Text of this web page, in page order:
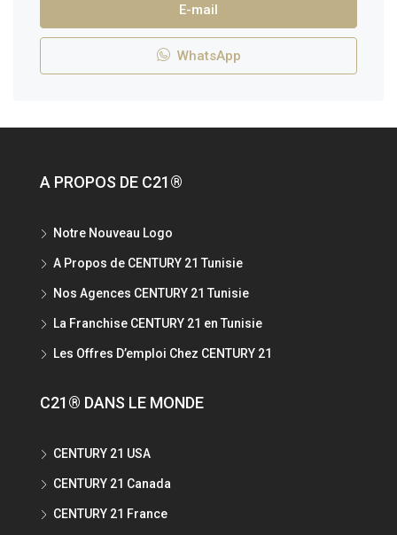
E-mail
WhatsApp
A PROPOS DE C21®
Notre Nouveau Logo
A Propos de CENTURY 21 Tunisie
Nos Agences CENTURY 21 Tunisie
La Franchise CENTURY 21 en Tunisie
Les Offres D’emploi Chez CENTURY 21
C21® DANS LE MONDE
CENTURY 21 USA
CENTURY 21 Canada
CENTURY 21 France